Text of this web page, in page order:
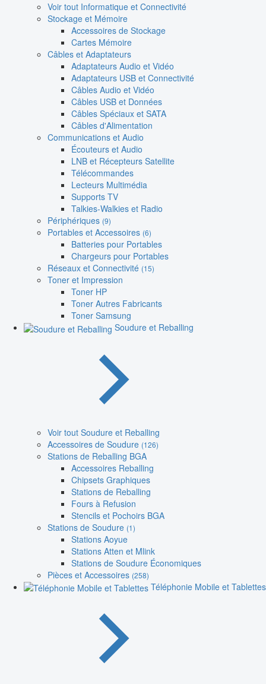
Voir tout Informatique et Connectivité
Stockage et Mémoire
Accessoires de Stockage
Cartes Mémoire
Câbles et Adaptateurs
Adaptateurs Audio et Vidéo
Adaptateurs USB et Connectivité
Câbles Audio et Vidéo
Câbles USB et Données
Câbles Spéciaux et SATA
Câbles d'Alimentation
Communications et Audio
Écouteurs et Audio
LNB et Récepteurs Satellite
Télécommandes
Lecteurs Multimédia
Supports TV
Talkies-Walkies et Radio
Périphériques (9)
Portables et Accessoires (6)
Batteries pour Portables
Chargeurs pour Portables
Réseaux et Connectivité (15)
Toner et Impression
Toner HP
Toner Autres Fabricants
Toner Samsung
Soudure et Reballing
Voir tout Soudure et Reballing
Accessoires de Soudure (126)
Stations de Reballing BGA
Accessoires Reballing
Chipsets Graphiques
Stations de Reballing
Fours à Refusion
Stencils et Pochoirs BGA
Stations de Soudure (1)
Stations Aoyue
Stations Atten et Mlink
Stations de Soudure Économiques
Pièces et Accessoires (258)
Téléphonie Mobile et Tablettes